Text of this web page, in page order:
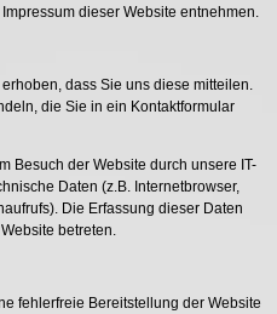
dieser Website entnehmen.
dass Sie uns diese mitteilen.
die Sie in ein Kontaktformular
Besuch der Website durch unsere IT-
Daten (z.B. Internetbrowser,
Die Erfassung dieser Daten
betreten.
fehlerfreie Bereitstellung der Website